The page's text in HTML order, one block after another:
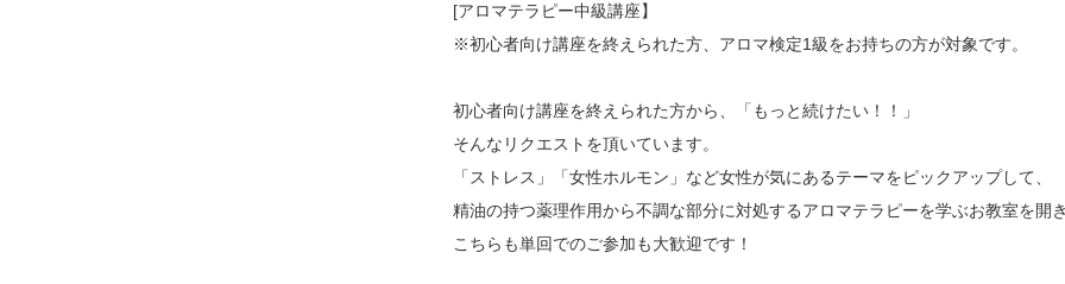
[アロマテラピー中級講座】
※初心者向け講座を終えられた方、アロマ検定1級をお持ちの方が対象です。
初心者向け講座を終えられた方から、「もっと続けたい！！」
そんなリクエストを頂いています。
「ストレス」「女性ホルモン」など女性が気にあるテーマをピックアップして、
精油の持つ薬理作用から不調な部分に対処するアロマテラピーを学ぶお教室を開き
こちらも単回でのご参加も大歓迎です！